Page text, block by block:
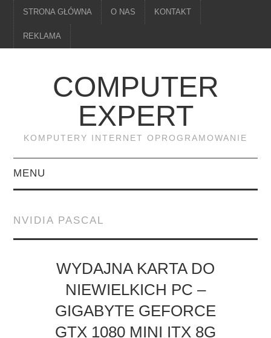
STRONA GŁÓWNA O NAS KONTAKT
REKLAMA
COMPUTER
EXPERT
KOMPUTERY INTERNET OPROGRAMOWANIE
MENU
MONITORY
NAPĘDY
OPROGRAMOWANIE
NVIDIA PASCAL
WYDAJNA KARTA DO
NIEWIELKICH PC –
GIGABYTE GEFORCE
GTX 1080 MINI ITX 8G